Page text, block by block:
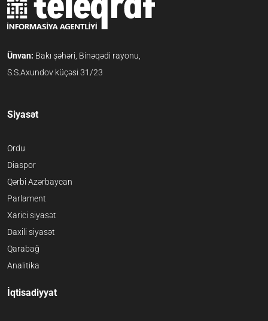
Ünvan: Bakı şəhəri, Binəqədi rayonu,
S.S.Axundov küçəsi 31/23
Siyasət
Ordu
Diaspor
Qərbi Azərbaycan
Parlament
Xarici siyasət
Daxili siyasət
Qarabağ
Analitika
İqtisadiyyat